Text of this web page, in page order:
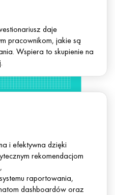
daje
pracownikom, jakie są
Wspiera to skupienie na
i efektywna dzięki
rekomendacjom
raportowania,
dashboardów oraz